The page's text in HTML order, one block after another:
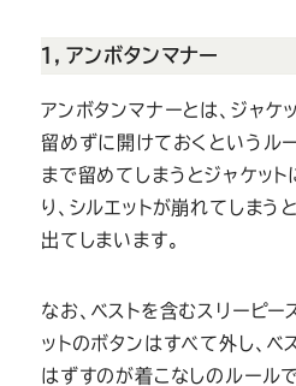
１，アンボタンマナー
アンボタンマナーとは、ジャケ
留めずに開けておくというル
まで留めてしまうとジャケッ
り、シルエットが崩れてしま
出てしまいます。
なお、ベストを含むスリーピー
ットのボタンはすべて外し、ベ
はずすのが着こなしのルールで